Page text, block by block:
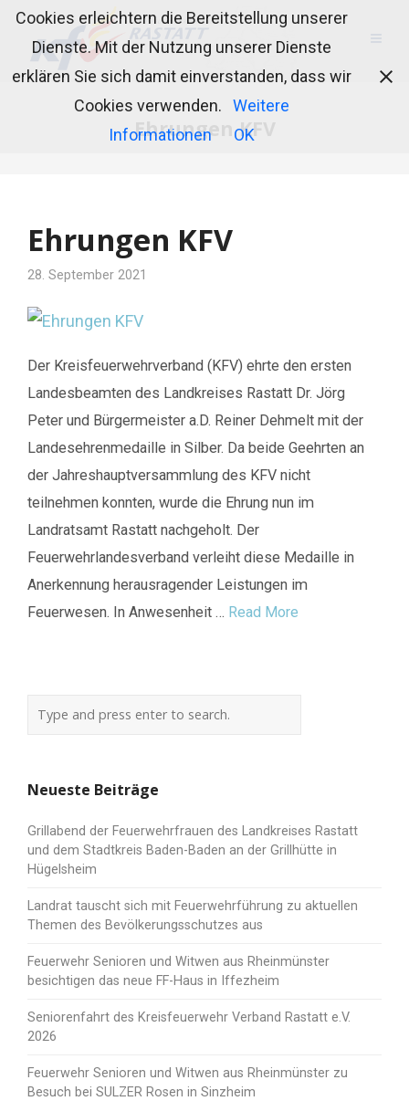
Ehrungen KFV
Ehrungen KFV
28. September 2021
Der Kreisfeuerwehrverband (KFV) ehrte den ersten
Landesbeamten des Landkreises Rastatt Dr. Jörg
Peter und Bürgermeister a.D. Reiner Dehmelt mit der
Landesehrenmedaille in Silber. Da beide Geehrten an
der Jahreshauptversammlung des KFV nicht
teilnehmen konnten, wurde die Ehrung nun im
Landratsamt Rastatt nachgeholt. Der
Feuerwehrlandesverband verleiht diese Medaille in
Anerkennung herausragender Leistungen im
Feuerwesen. In Anwesenheit … Read More
Neueste Beiträge
Grillabend der Feuerwehrfrauen des Landkreises Rastatt
und dem Stadtkreis Baden-Baden an der Grillhütte in
Hügelsheim
Landrat tauscht sich mit Feuerwehrführung zu aktuellen
Themen des Bevölkerungsschutzes aus
Feuerwehr Senioren und Witwen aus Rheinmünster
besichtigen das neue FF-Haus in Iffezheim
Seniorenfahrt des Kreisfeuerwehr Verband Rastatt e.V.
2026
Feuerwehr Senioren und Witwen aus Rheinmünster zu
Besuch bei SULZER Rosen in Sinzheim
Cookies erleichtern die Bereitstellung unserer
Dienste. Mit der Nutzung unserer Dienste
erklären Sie sich damit einverstanden, dass wir
Cookies verwenden.
Weitere
Informationen
OK